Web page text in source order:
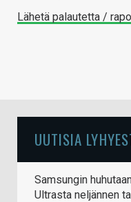
Lähetä palautetta /
UUTISIA
Samsungin
Ultrasta neljännen